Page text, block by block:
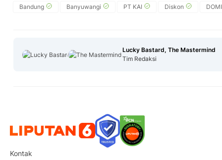
Bandung Banyuwangi PT KAI Diskon
Lucky Bastard, The Mastermind
Tim Redaksi
Kontak